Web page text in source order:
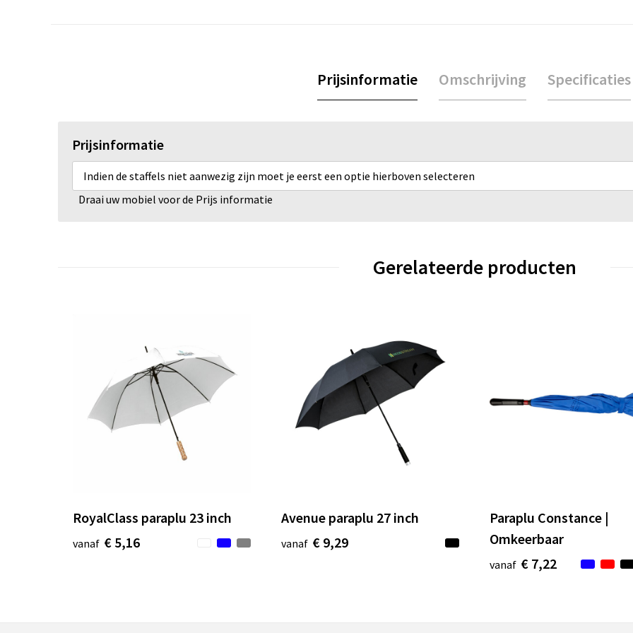
Prijsinformatie Omschrijving Specificaties
Prijsinformatie
Indien de staffels niet aanwezig zijn moet je eerst een optie hierboven selecteren
Draai uw mobiel voor de Prijs informatie
Gerelateerde producten
RoyalClass paraplu 23 inch
vanaf € 5,16
Avenue paraplu 27 inch
vanaf € 9,29
Paraplu Constance |
Omkeerbaar
vanaf € 7,22